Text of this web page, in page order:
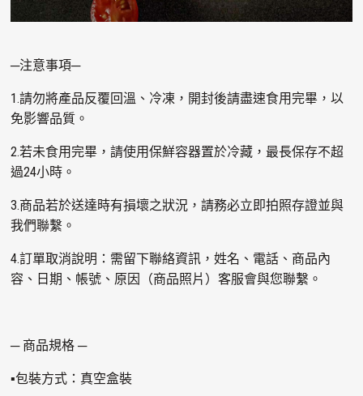
─注意事項─
1.請勿將產品反覆回溫、冷凍，開封後請盡速食用完畢，以
免影響品質。
2.若未食用完畢，請使用保鮮容器置於冷藏，最長保存不超
過24小時。
3.商品若於送達時有損壞之狀況，請務必立即拍照存證並與
我們聯繫。
4.訂單取消說明：需留下聯絡資訊，姓名、電話、商品內
容、日期、帳號、原因（商品照片）客服會與您聯繫。
─ 商品規格 ─
▪包裝方式：真空盒裝